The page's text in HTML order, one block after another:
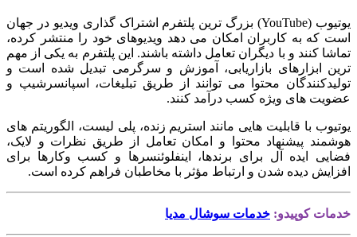
یوتیوب (YouTube) بزرگ ترین پلتفرم اشتراک گذاری ویدیو در جهان
است که به کاربران امکان می دهد ویدیوهای خود را منتشر کرده،
تماشا کنند و با دیگران تعامل داشته باشند. این پلتفرم به یکی از مهم
ترین ابزارهای بازاریابی، آموزش و سرگرمی تبدیل شده است و
تولیدکنندگان محتوا می توانند از طریق تبلیغات، اسپانسرشیپ و
عضویت های ویژه کسب درآمد کنند.
یوتیوب با قابلیت هایی مانند استریم زنده، پلی لیست، الگوریتم های
هوشمند پیشنهاد محتوا و امکان تعامل از طریق نظرات و لایک،
فضایی ایده آل برای برندها، اینفلوئنسرها و کسب وکارها برای
افزایش دیده شدن و ارتباط مؤثر با مخاطبان فراهم کرده است.
خدمات کوپیدو: خدمات سوشال مدیا